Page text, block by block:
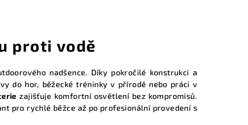
proti vodě
nadšence. Díky pokročilé konstrukci a
do hor, běžecké tréninky v přírodě nebo práci v
zajišťuje komfortní osvětlení bez kompromisů.
pro rychlé běžce až po profesionální provedení s